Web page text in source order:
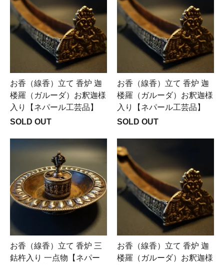
お香（線香）立て 香炉 迦
楼羅（ガルーダ）お釈迦様
入り【ネパール工芸品】
SOLD OUT
お香（線香）立て 香炉 迦
楼羅（ガルーダ）お釈迦様
入り【ネパール工芸品】
SOLD OUT
お香（線香）立て 香炉 三
鈷杵入り 一点物【ネパー
お香（線香）立て 香炉 迦
楼羅（ガルーダ）お釈迦様